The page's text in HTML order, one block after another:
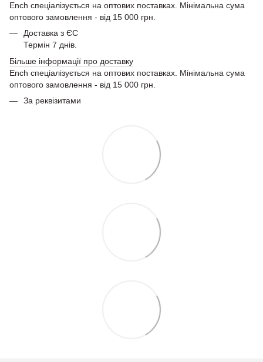
Ench спеціалізується на оптових поставках. Мінімальна сума
оптового замовлення - від 15 000 грн.
Доставка з ЄС
Термін 7 днів.
Більше інформації про доставку
Ench спеціалізується на оптових поставках. Мінімальна сума
оптового замовлення - від 15 000 грн.
За реквізитами